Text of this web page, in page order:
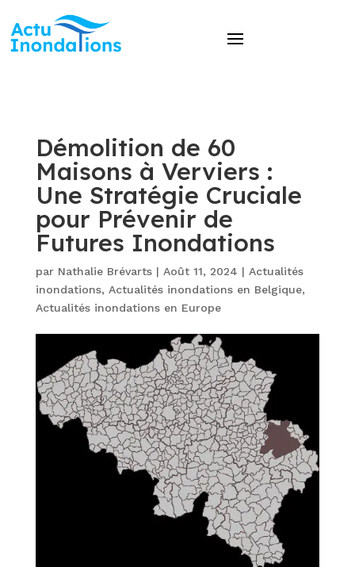
Démolition de 60
Maisons à Verviers :
Une Stratégie Cruciale
pour Prévenir de
Futures Inondations
par Nathalie Brévarts| Août 11, 2024 | Actualités
inondations, Actualités inondations en Belgique,
Actualités inondations en Europe